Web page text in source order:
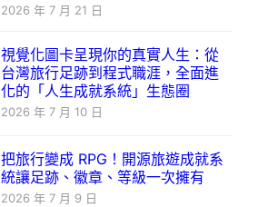
2026 年 7 月 21 日
視覺化圖卡呈現你的真實人生：從
台灣旅行足跡到程式職涯，全面進
化的「人生成就系統」生態圈
2026 年 7 月 10 日
把旅行變成 RPG！開源旅遊成就系
統讓足跡、徽章、等級一次擁有
2026 年 7 月 9 日